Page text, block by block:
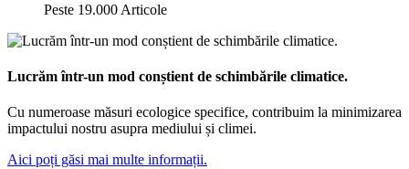
Peste 19.000 Articole
Lucrăm într-un mod conștient de schimbările climatice.
Cu numeroase măsuri ecologice specifice, contribuim la minimizarea
impactului nostru asupra mediului și climei.
Aici poți găsi mai multe informații.